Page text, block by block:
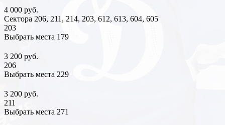
4 000 руб.
Сектора 206, 211, 214, 203, 612, 613, 604, 605
203
Выбрать места 179
3 200 руб.
206
Выбрать места 229
3 200 руб.
211
Выбрать места 271